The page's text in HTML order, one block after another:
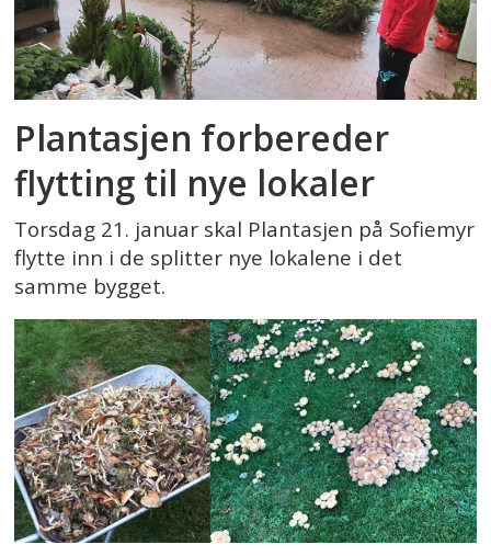
Plantasjen forbereder
flytting til nye lokaler
Torsdag 21. januar skal Plantasjen på Sofiemyr
flytte inn i de splitter nye lokalene i det
samme bygget.